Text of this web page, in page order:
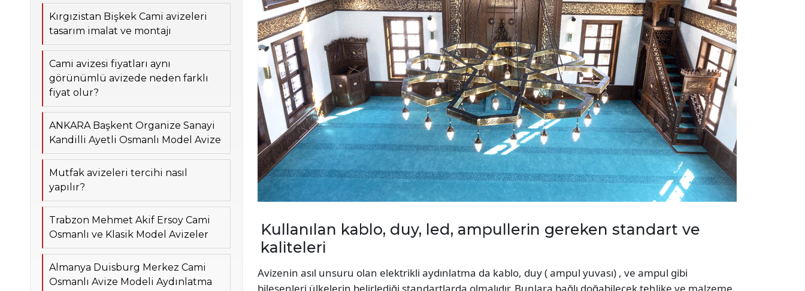
Kırgızistan Bişkek Cami avizeleri
tasarım imalat ve montajı
Cami avizesi fiyatları aynı
görünümlü avizede neden farklı
fiyat olur?
ANKARA Başkent Organize Sanayi
Kandilli Ayetli Osmanlı Model Avize
Mutfak avizeleri tercihi nasıl
yapılır?
Trabzon Mehmet Akif Ersoy Cami
Osmanlı ve Klasik Model Avizeler
Almanya Duisburg Merkez Cami
Osmanlı Avize Modeli Aydınlatma
Kullanılan kablo, duy, led, ampullerin gereken standart ve
kaliteleri
Avizenin asıl unsuru olan elektrikli aydınlatma da kablo, duy ( ampul yuvası) , ve ampul gibi